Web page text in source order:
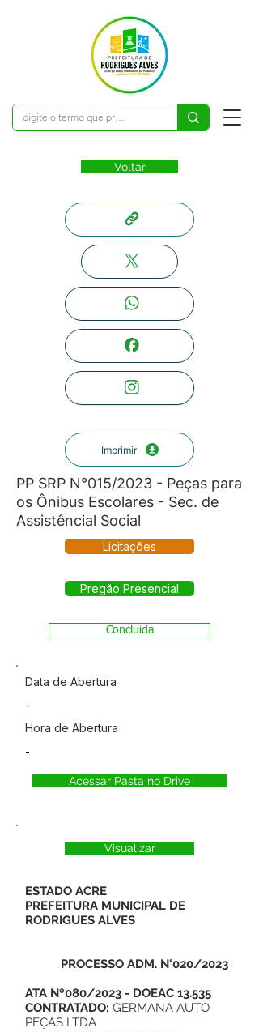
Voltar
Imprimir
PP SRP N°015/2023 - Peças para
os Ônibus Escolares - Sec. de
Assistêncial Social
Licitações
Pregão Presencial
Concluída
Data de Abertura
-
Hora de Abertura
-
Acessar Pasta no Drive
Visualizar
ESTADO ACRE
PREFEITURA MUNICIPAL DE
RODRIGUES ALVES
PROCESSO ADM. N°020/2023
ATA Nº080/2023 - DOEAC 13.535
CONTRATADO: GERMANA AUTO
PEÇAS LTDA